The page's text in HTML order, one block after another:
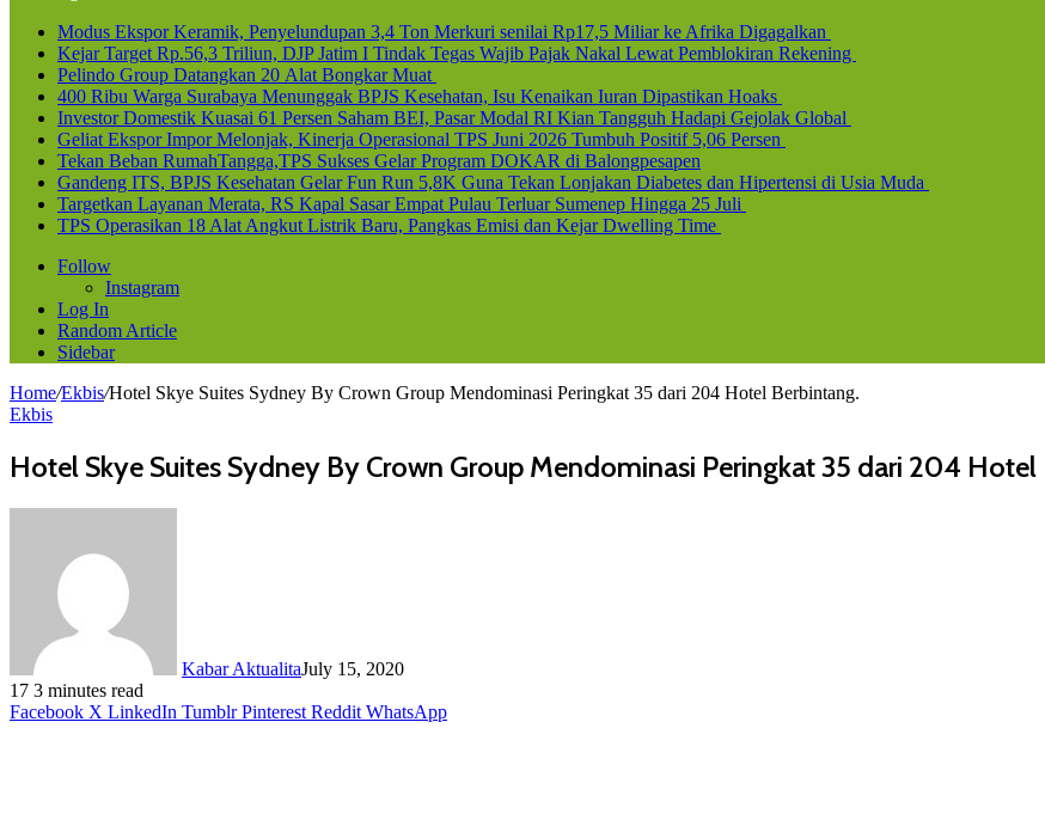
Modus Ekspor Keramik, Penyelundupan 3,4 Ton Merkuri senilai Rp17,5 Miliar ke Afrika Digagalkan
Kejar Target Rp.56,3 Triliun, DJP Jatim I Tindak Tegas Wajib Pajak Nakal Lewat Pemblokiran Rekening
Pelindo Group Datangkan 20 Alat Bongkar Muat
400 Ribu Warga Surabaya Menunggak BPJS Kesehatan, Isu Kenaikan Iuran Dipastikan Hoaks
Investor Domestik Kuasai 61 Persen Saham BEI, Pasar Modal RI Kian Tangguh Hadapi Gejolak Global
Geliat Ekspor Impor Melonjak, Kinerja Operasional TPS Juni 2026 Tumbuh Positif 5,06 Persen
Tekan Beban RumahTangga,TPS Sukses Gelar Program DOKAR di Balongpesapen
Gandeng ITS, BPJS Kesehatan Gelar Fun Run 5,8K Guna Tekan Lonjakan Diabetes dan Hipertensi di Usia Muda
Targetkan Layanan Merata, RS Kapal Sasar Empat Pulau Terluar Sumenep Hingga 25 Juli
TPS Operasikan 18 Alat Angkut Listrik Baru, Pangkas Emisi dan Kejar Dwelling Time
Follow
Instagram
Log In
Random Article
Sidebar
Home/Ekbis/Hotel Skye Suites Sydney By Crown Group Mendominasi Peringkat 35 dari 204 Hotel Berbintang.
Ekbis
Hotel Skye Suites Sydney By Crown Group Mendominasi Peringkat 35 dari 204 Hotel
Kabar AktualitaJuly 15, 2020
17 3 minutes read
Facebook X LinkedIn Tumblr Pinterest Reddit WhatsApp